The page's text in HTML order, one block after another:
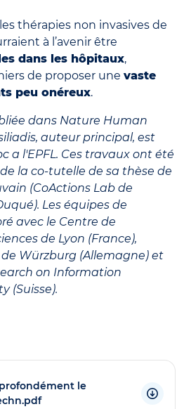
thérapies non invasives de
à l’avenir être
dans les hôpitaux,
de proposer une vaste
peu onéreux.
dans Nature Human
auteur principal, est
a l'EPFL. Ces travaux ont été
la co-tutelle de sa thèse de
(CoActions Lab de
Les équipes de
avec le Centre de
de Lyon (France),
Würzburg (Allemagne) et
on Information
(Suisse).
le